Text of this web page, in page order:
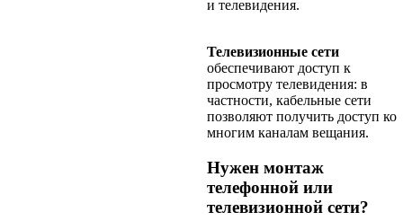
Телевизионные сети
обеспечивают доступ к
просмотру телевидения: в
частности, кабельные сети
позволяют получить доступ ко
многим каналам вещания.
Нужен монтаж
телефонной или
телевизионной сети?